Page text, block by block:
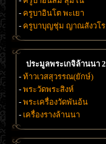
- ครูบาอินโต พะเยา
- ครูบาบุญชุ่ม ญาณสังวโร
ประมูลพระเกจิล้านนา 2
- ท้าวเวสสุวรรณ(ยักษ์)
- พระวัดพระสิงห์
- พระเครื่องวัดพันอ้น
- เครื่องรางล้านนา